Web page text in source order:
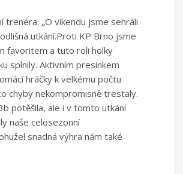
trenéra: „O víkendu jsme sehráli
utkání.Proti KP Brno jsme
favoritem a tuto roli holky
splnily. Aktivním presinkem
hráčky k velkému počtu
chyby nekompromisně trestaly.
potěšila, ale i v tomto utkání
naše celosezonní
snadná výhra nám také